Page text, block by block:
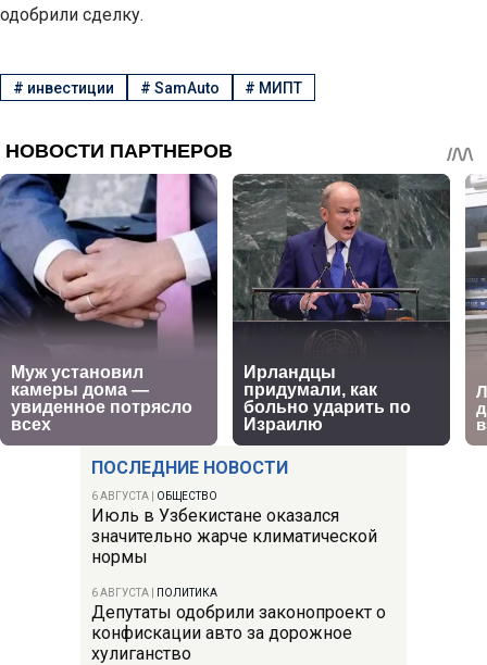
ПОСЛЕДНИЕ НОВОСТИ
6 АВГУСТА ОБЩЕСТВО
Июль в Узбекистане оказался
значительно жарче климатической
нормы
6 АВГУСТА ПОЛИТИКА
Депутаты одобрили законопроект о
конфискации авто за дорожное
хулиганство
одобрили сделку.
# инвестиции # SamAuto # МИПТ